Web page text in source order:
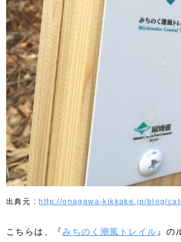
http://onagawa-kikkake.jp/blog/
こちらは、『みちのく潮風トレイル 』の